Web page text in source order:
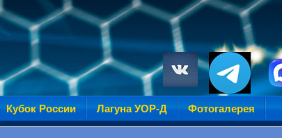
Кубок России Лагуна УОР-Д Фотогалерея